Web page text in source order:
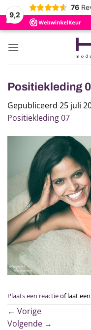
9,2
76
Ga
naar
Positiekleding
Gepubliceerd 25 juli
Positiekleding 07
Plaats een reactieof laat
← Vorige
Volgende →